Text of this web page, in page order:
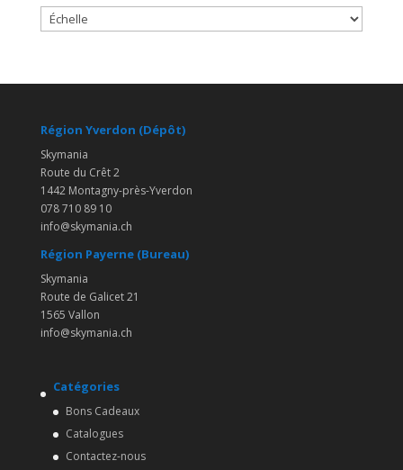
Région Yverdon (Dépôt)
Skymania
Route du Crêt 2
1442 Montagny-près-Yverdon
078 710 89 10
info@skymania.ch
Région Payerne (Bureau)
Skymania
Route de Galicet 21
1565 Vallon
info@skymania.ch
Catégories
Bons Cadeaux
Catalogues
Contactez-nous